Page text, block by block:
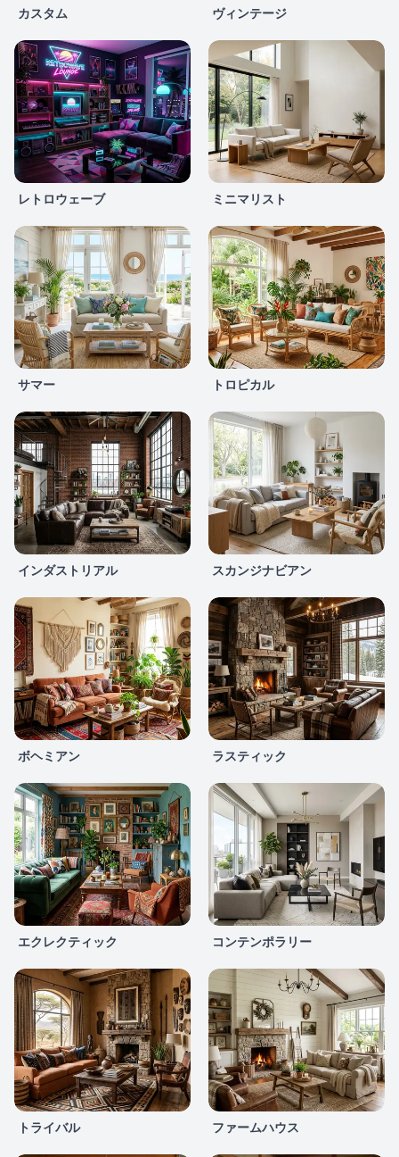
カスタム ヴィンテージ
レトロウェーブ ミニマリスト
サマー トロピカル
インダストリアル スカンジナビアン
ボヘミアン ラスティック
エクレクティック コンテンポラリー
トライバル ファームハウス